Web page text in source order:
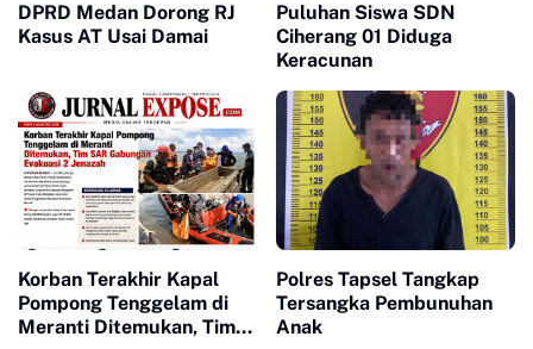
DPRD Medan Dorong RJ
Kasus AT Usai Damai
Puluhan Siswa SDN
Ciherang 01 Diduga
Keracunan
Korban Terakhir Kapal
Pompong Tenggelam di
Meranti Ditemukan, Tim
Polres Tapsel Tangkap
Tersangka Pembunuhan
Anak